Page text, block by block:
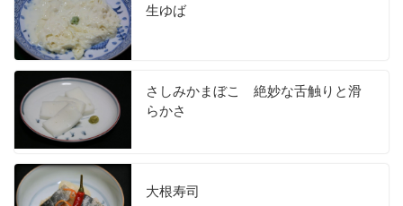
生ゆば
さしみかまぼこ 絶妙な舌触りと滑
らかさ
大根寿司